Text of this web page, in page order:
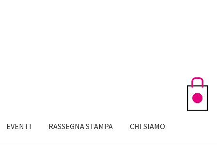
EVENTI RASSEGNA STAMPA CHI SIAMO